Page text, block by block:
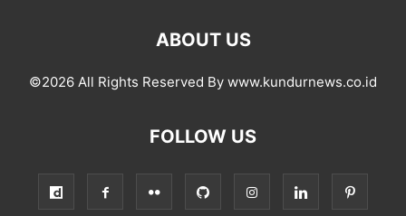
ABOUT US
©2026 All Rights Reserved By www.kundurnews.co.id
FOLLOW US